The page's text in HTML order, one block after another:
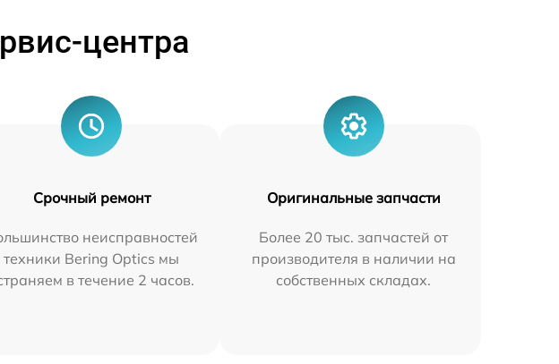
центра
Срочный ремонт
неисправностей
техники Bering Optics мы
в течение 2 часов.
Оригинальные запчасти
Более 20 тыс. запчастей от
производителя в наличии на
собственных складах.